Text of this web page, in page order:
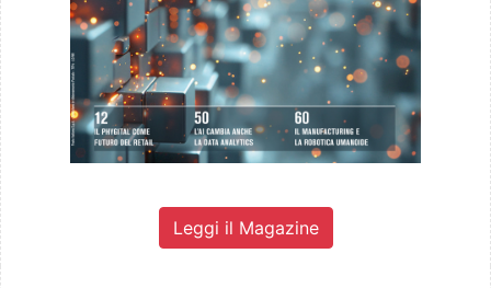
Leggi il Magazine